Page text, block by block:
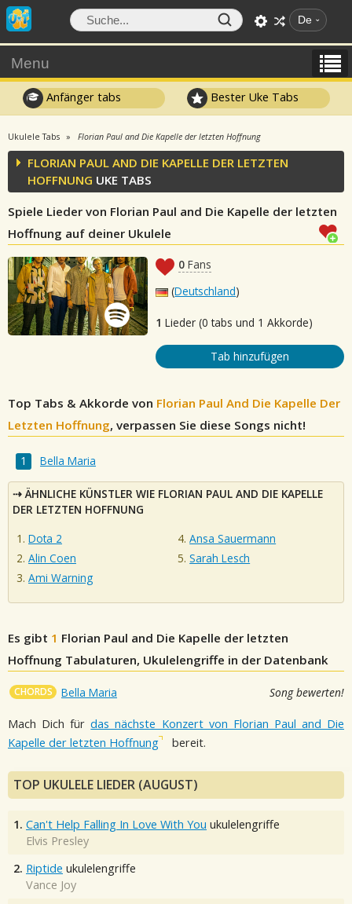
De
Menu
Anfänger tabs Bester Uke Tabs
Ukulele Tabs Florian Paul and Die Kapelle der letzten Hoffnung
FLORIAN PAUL AND DIE KAPELLE DER LETZTEN
HOFFNUNG UKE TABS
Spiele Lieder von Florian Paul and Die Kapelle der letzten
Hoffnung auf deiner Ukulele
0 Fans
(Deutschland)
1 Lieder (0 tabs und 1 Akkorde)
Tab hinzufügen
Top Tabs & Akkorde von Florian Paul And Die Kapelle Der
Letzten Hoffnung, verpassen Sie diese Songs nicht!
Bella Maria
ÄHNLICHE KÜNSTLER WIE FLORIAN PAUL AND DIE KAPELLE
DER LETZTEN HOFFNUNG
Dota 2
Alin Coen
Ami Warning
Ansa Sauermann
Sarah Lesch
Es gibt 1 Florian Paul and Die Kapelle der letzten
Hoffnung Tabulaturen, Ukulelengriffe in der Datenbank
CHORDS Bella Maria Song bewerten!
Mach Dich fürdas nächste Konzert von Florian Paul and Die
Kapelle der letzten Hoffnung
bereit.
TOP UKULELE LIEDER (AUGUST)
1. Can't Help Falling In Love With You ukulelengriffe
Elvis Presley
2. Riptide ukulelengriffe
Vance Joy